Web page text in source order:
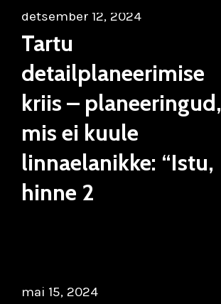
detsember 12, 2024
Tartu
detailplaneerimise
kriis – planeeringud,
mis ei kuule
linnaelanikke: “Istu,
hinne 2
mai 15, 2024